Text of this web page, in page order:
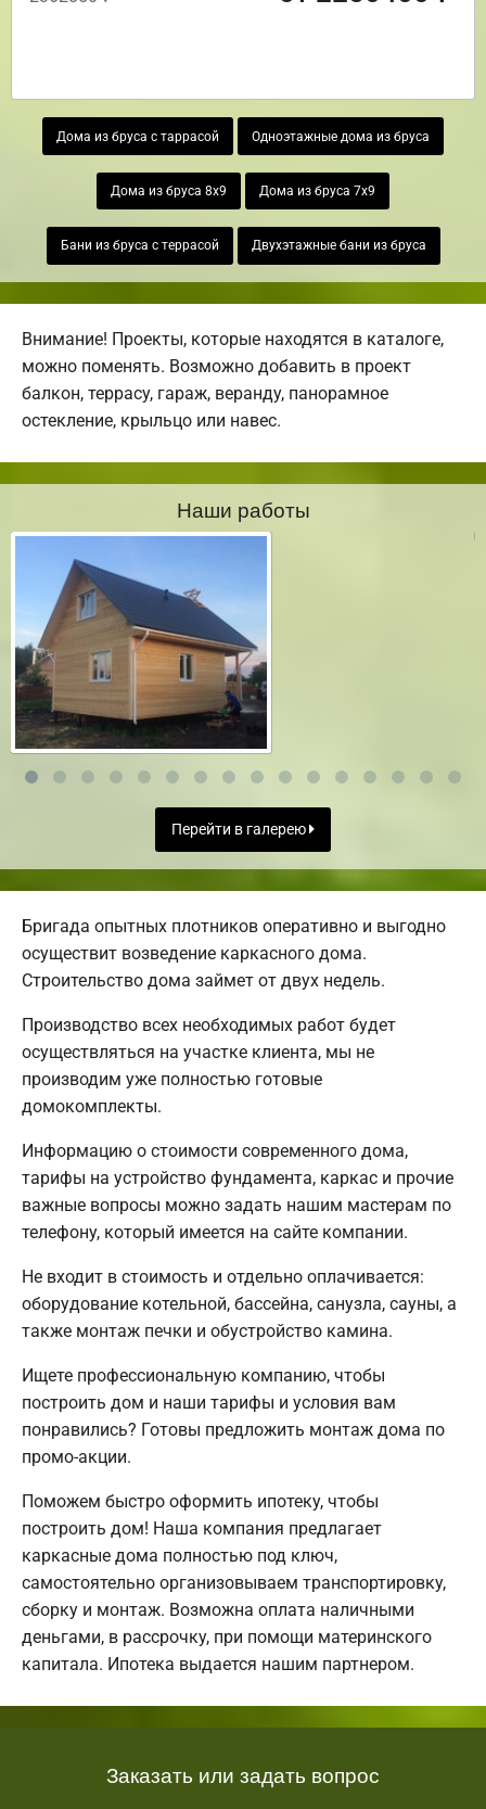
Дома из бруса с таррасой Одноэтажные дома из бруса
Дома из бруса 8х9 Дома из бруса 7х9
Бани из бруса с террасой Двухэтажные бани из бруса
Внимание! Проекты, которые находятся в каталоге,
можно поменять. Возможно добавить в проект
балкон, террасу, гараж, веранду, панорамное
остекление, крыльцо или навес.
Наши работы
Перейти в галерею
Бригада опытных плотников оперативно и выгодно
осуществит возведение каркасного дома.
Строительство дома займет от двух недель.
Производство всех необходимых работ будет
осуществляться на участке клиента, мы не
производим уже полностью готовые
домокомплекты.
Информацию о стоимости современного дома,
тарифы на устройство фундамента, каркас и прочие
важные вопросы можно задать нашим мастерам по
телефону, который имеется на сайте компании.
Не входит в стоимость и отдельно оплачивается:
оборудование котельной, бассейна, санузла, сауны, а
также монтаж печки и обустройство камина.
Ищете профессиональную компанию, чтобы
построить дом и наши тарифы и условия вам
понравились? Готовы предложить монтаж дома по
промо-акции.
Поможем быстро оформить ипотеку, чтобы
построить дом! Наша компания предлагает
каркасные дома полностью под ключ,
самостоятельно организовываем транспортировку,
сборку и монтаж. Возможна оплата наличными
деньгами, в рассрочку, при помощи материнского
капитала. Ипотека выдается нашим партнером.
Заказать или задать вопрос